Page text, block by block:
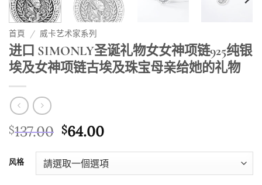
首頁 / 威卡艺术家系列
进口 SIMONLY圣诞礼物女女神项链925纯银
埃及女神项链古埃及珠宝母亲给她的礼物
$137.00 原
價
格：
$64.00目
價
格：
风格